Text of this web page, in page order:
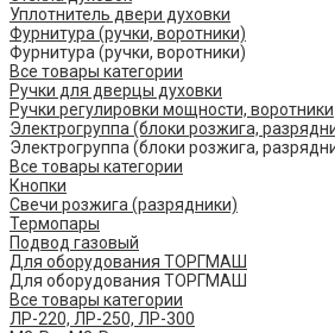
Уплотнитель двери духовки
Фурнитура (ручки, воротники)
Фурнитура (ручки, воротники)
Все товары категории
Ручки для дверцы духовки
Ручки регулировки мощности, воротники
Электрогруппа (блоки розжига,
Электрогруппа (блоки розжига,
Все товары категории
Кнопки
Свечи розжига (разрядники)
Термопары
Подвод газовый
Для оборудования ТОРГМАШ
Для оборудования ТОРГМАШ
Все товары категории
ЛР-220, ЛР-250, ЛР-300